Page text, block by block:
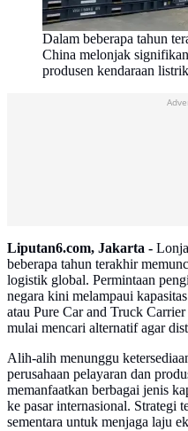
Dalam beberapa tahun
China melonjak
produsen kendaraan
Liputan6.com, Jakarta -
beberapa tahun terakhir
logistik global. Permintaan
negara kini melampaui kapasitas
atau Pure Car and Truck
mulai mencari alternatif agar
Alih-alih menunggu
perusahaan pelayaran dan
memanfaatkan berbagai jenis
ke pasar internasional. Strategi
sementara untuk menjaga laju